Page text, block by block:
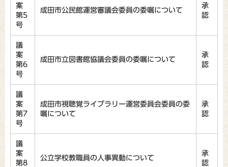
案
第5
号
成田市公民館運営審議会委員の委嘱について
承
認
議
案
第6
号
成田市立図書館協議会委員の委嘱について
承
認
議
案
第7
号
成田市視聴覚ライブラリー運営委員会委員の委
嘱について
承
認
議
案
第8
公立学校教職員の人事異動について
承
認